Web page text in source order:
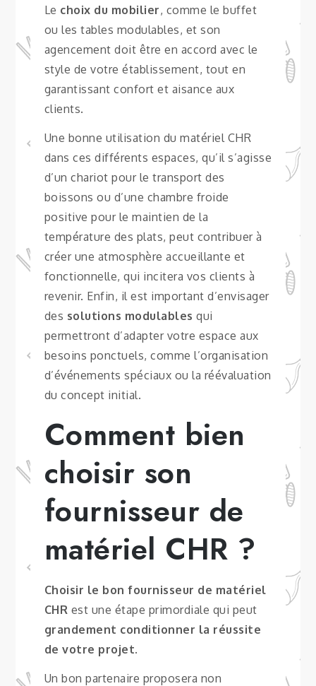
Le choix du mobilier, comme le buffet
ou les tables modulables, et son
agencement doit être en accord avec le
style de votre établissement, tout en
garantissant confort et aisance aux
clients.
Une bonne utilisation du matériel CHR
dans ces différents espaces, qu’il s’agisse
d’un chariot pour le transport des
boissons ou d’une chambre froide
positive pour le maintien de la
température des plats, peut contribuer à
créer une atmosphère accueillante et
fonctionnelle, qui incitera vos clients à
revenir. Enfin, il est important d’envisager
des solutions modulables qui
permettront d’adapter votre espace aux
besoins ponctuels, comme l’organisation
d’événements spéciaux ou la réévaluation
du concept initial.
Comment bien
choisir son
fournisseur de
matériel CHR ?
Choisir le bon fournisseur de matériel
CHR est une étape primordiale qui peut
grandement conditionner la réussite
de votre projet.
Un bon partenaire proposera non